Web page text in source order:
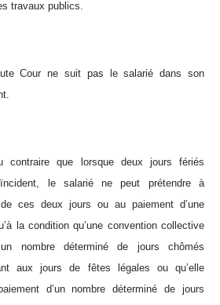
travaux publics.
Cour ne suit pas le salarié dans son
contraire que lorsque deux jours fériés
le salarié ne peut prétendre à
de ces deux jours ou au paiement d’une
la condition qu’une convention collective
nombre déterminé de jours chômés
aux jours de fêtes légales ou qu’elle
d’un nombre déterminé de jours